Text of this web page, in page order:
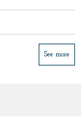
See more